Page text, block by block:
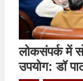
लोकसंपर्क में
उपयोग: डॉ